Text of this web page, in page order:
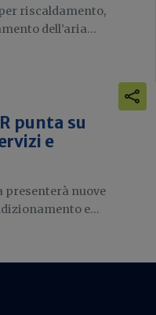
riscaldamento,
dell’aria...
punta su
e
presenterà nuove
e...